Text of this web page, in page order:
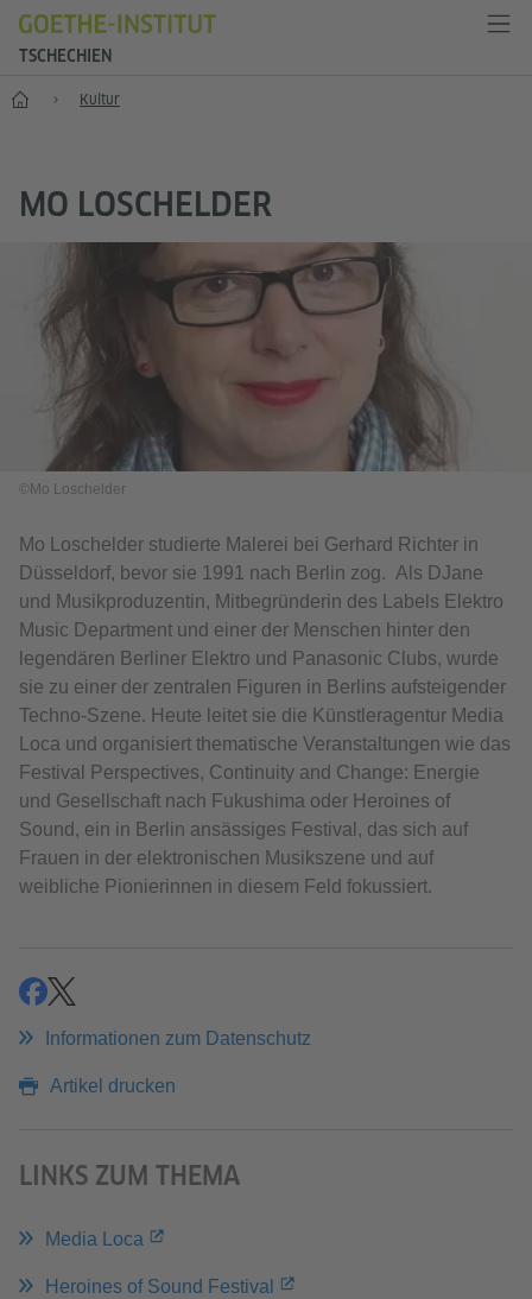
TSCHECHIEN
Start Kultur
MO LOSCHELDER
©Mo Loschelder
Mo Loschelder studierte Malerei bei Gerhard Richter in
Düsseldorf, bevor sie 1991 nach Berlin zog. Als DJane
und Musikproduzentin, Mitbegründerin des Labels Elektro
Music Department und einer der Menschen hinter den
legendären Berliner Elektro und Panasonic Clubs, wurde
sie zu einer der zentralen Figuren in Berlins aufsteigender
Techno-Szene. Heute leitet sie die Künstleragentur Media
Loca und organisiert thematische Veranstaltungen wie das
Festival Perspectives, Continuity and Change: Energie
und Gesellschaft nach Fukushima oder Heroines of
Sound, ein in Berlin ansässiges Festival, das sich auf
Frauen in der elektronischen Musikszene und auf
weibliche Pionierinnen in diesem Feld fokussiert.
teilenteilen
Informationen zum Datenschutz
Artikel drucken
LINKS ZUM THEMA
Media Loca
Heroines of Sound Festival